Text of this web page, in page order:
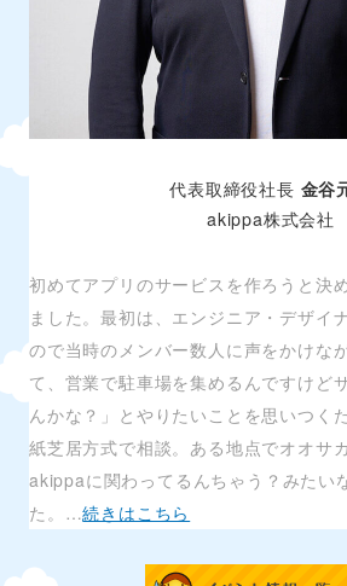
代表取締役社長 金谷
akippa株式会社
初めてアプリのサービスを作ろうと決
ました。最初は、エンジニア・デザイ
ので当時のメンバー数人に声をかけな
て、営業で駐車場を集めるんですけど
んかな？」とやりたいことを思いつく
紙芝居方式で相談。ある地点でオオサ
akippaに関わってるんちゃう？みたい
た。…続きはこちら